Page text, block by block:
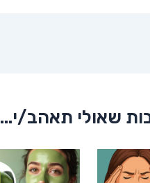
שאולי תאהב/י...